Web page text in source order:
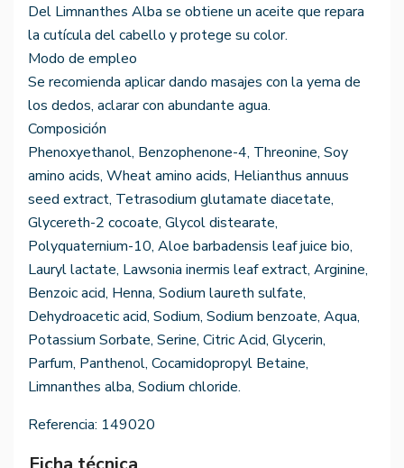
Del Limnanthes Alba se obtiene un aceite que repara
la cutícula del cabello y protege su color.
Modo de empleo
Se recomienda aplicar dando masajes con la yema de
los dedos, aclarar con abundante agua.
Composición
Phenoxyethanol, Benzophenone-4, Threonine, Soy
amino acids, Wheat amino acids, Helianthus annuus
seed extract, Tetrasodium glutamate diacetate,
Glycereth-2 cocoate, Glycol distearate,
Polyquaternium-10, Aloe barbadensis leaf juice bio,
Lauryl lactate, Lawsonia inermis leaf extract, Arginine,
Benzoic acid, Henna, Sodium laureth sulfate,
Dehydroacetic acid, Sodium, Sodium benzoate, Aqua,
Potassium Sorbate, Serine, Citric Acid, Glycerin,
Parfum, Panthenol, Cocamidopropyl Betaine,
Limnanthes alba, Sodium chloride.
Referencia: 149020